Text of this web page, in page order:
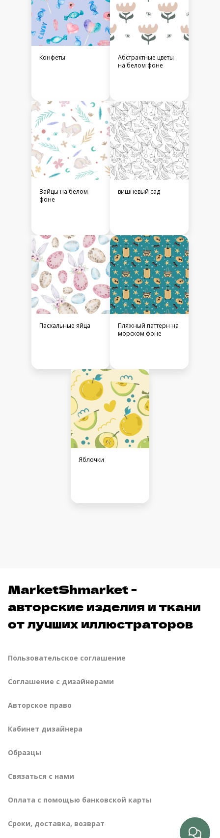
Конфеты
Абстрактные цветы
на белом фоне
Зайцы на белом
фоне
вишневый сад
Пасхальные яйца
Пляжный паттерн на
морском фоне
Яблочки
MarketShmarket -
авторские изделия и ткани
от лучших иллюстраторов
Пользовательское соглашение
Соглашение с дизайнерами
Авторское право
Кабинет дизайнера
Образцы
Связаться с нами
Оплата с помощью банковской карты
сроки, доставка, возврат